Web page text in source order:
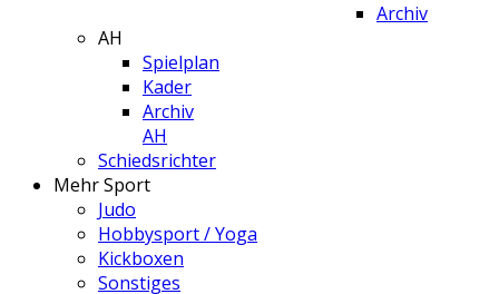
Archiv
AH
Spielplan
Kader
Archiv
AH
Schiedsrichter
Mehr Sport
Judo
Hobbysport / Yoga
Kickboxen
Sonstiges